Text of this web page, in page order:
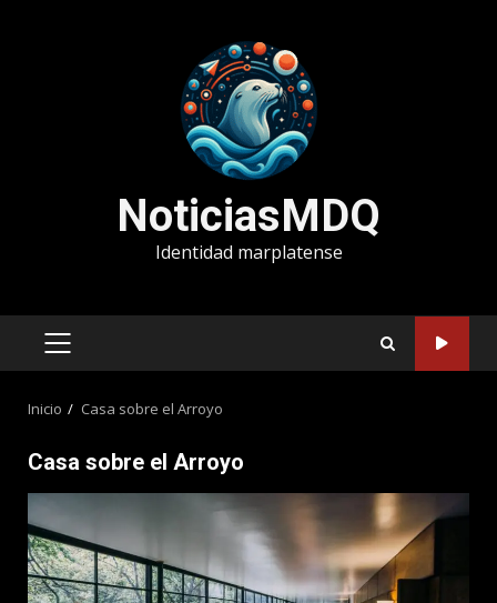
NoticiasMDQ
Identidad marplatense
MENÚ
Inicio Casa sobre el Arroyo
Casa sobre el Arroyo